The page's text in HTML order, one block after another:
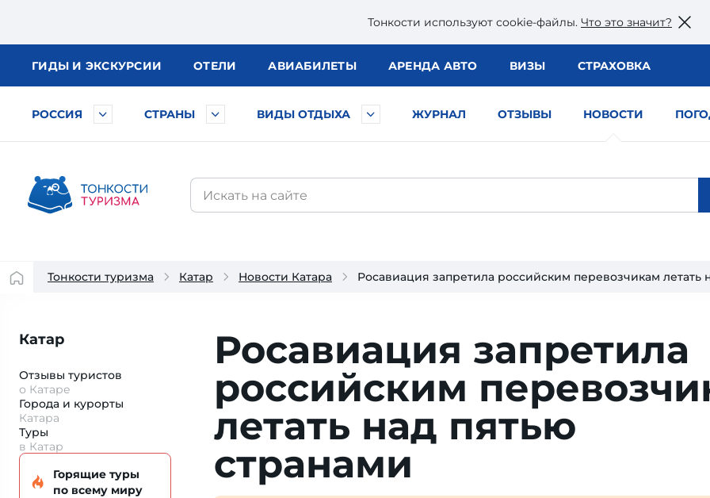
Тонкости используют сookie-файлы. Что это значит?
ГИДЫ И ЭКСКУРСИИ ОТЕЛИ АВИАБИЛЕТЫ АРЕНДА АВТО ВИЗЫ СТРАХОВКА
РОССИЯ СТРАНЫ ВИДЫ ОТДЫХА ЖУРНАЛ ОТЗЫВЫ НОВОСТИ
Тонкости туризма Катар Новости Катара Росавиация запретила российским перевозчикам летать
Катар
Отзывы туристов
о Катаре
Города и курорты
Катара
Туры
в Катар
Горящие туры
по всему миру
Росавиация запретила
рос­сийс­ким
ле­тать над пятью
странами